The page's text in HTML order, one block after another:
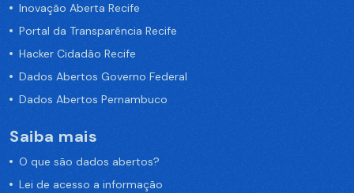
Inovação Aberta Recife
Portal da Transparência Recife
Hacker Cidadão Recife
Dados Abertos Governo Federal
Dados Abertos Pernambuco
Saiba mais
O que são dados abertos?
Lei de acesso a informação